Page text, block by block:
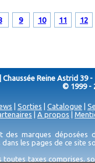
9 10 11 12
Reine Astrid 39 -
© 1999 -
Sorties Catalogue
A propos
des marques déposées
les pages de ce site
toutes taxes comprises,